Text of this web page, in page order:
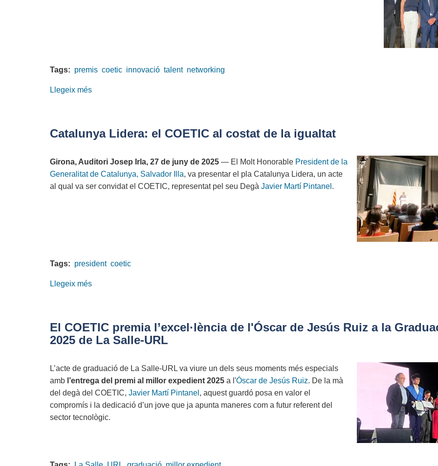
Tags: premis coetic innovació talent networking
Llegeix més
Premis
-
Celebrant
l’excel·lència
Catalunya Lidera: el COETIC al costat de la igualtat
Girona, Auditori Josep Irla, 27 de juny de 2025 — El Molt Honorable President de la
Generalitat de Catalunya, Salvador Illa, va presentar el pla Catalunya Lidera, un acte
al qual va ser convidat el COETIC, representat pel seu Degà Javier Martí Pintanel .
Tags: president coetic
Llegeix més
COETIC
al
de
la
igualtat
El COETIC premia l’excel·lència de l'Óscar de Jesús Ruiz a la
2025 de La Salle-URL
L’acte de graduació de La Salle-URL va viure un dels seus moments més especials
amb l’entrega del premi al millor expedient 2025 a l'Óscar de Jesús Ruiz. De la mà
del degà del COETIC, Javier Martí Pintanel , aquest guardó posa en valor el
compromís i la dedicació d’un jove que ja apunta maneres com a futur referent del
sector tecnològic.